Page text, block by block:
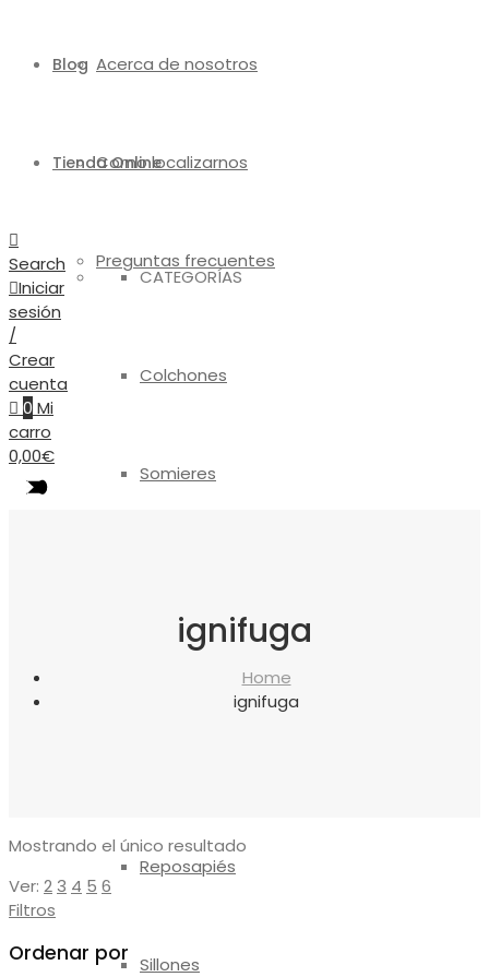
Acerca de nosotros
Como localizarnos
Preguntas frecuentes
Blog
Tienda Online
CATEGORÍAS
Colchones
Somieres
Reposapiés
Sillones
Search
Iniciar
sesión
/
Crear
cuenta
0 Mi
carro
0,00€
ignifuga
Home
ignifuga
Mostrando el único resultado
Ver: 2 3 4 5 6
Filtros
Ordenar por